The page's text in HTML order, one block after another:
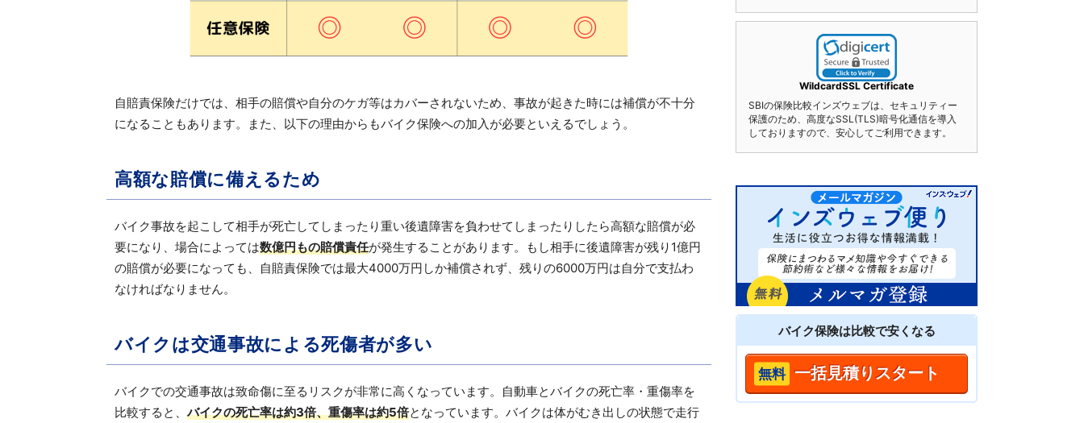
自賠責保険だけでは、相手の賠償や自分のケガ等はカバーされないため、事故が起きた時には補償が不十分
になることもあります。また、以下の理由からもバイク保険への加入が必要といえるでしょう。
高額な賠償に備えるため
バイク事故を起こして相手が死亡してしまったり重い後遺障害を負わせてしまったりしたら高額な賠償が必
要になり、場合によっては数億円もの賠償責任が発生することがあります。もし相手に後遺障害が残り1億円
の賠償が必要になっても、自賠責保険では最大4000万円しか補償されず、残りの6000万円は自分で支払わ
なければなりません。
バイクは交通事故による死傷者が多い
バイクでの交通事故は致命傷に至るリスクが非常に高くなっています。自動車とバイクの死亡率・重傷率を
比較すると、バイクの死亡率は約3倍、重傷率は約5倍となっています。バイクは体がむき出しの状態で走行
WildcardSSL Certificate
SBIの保険比較インズウェブは、セキュリティー
保護のため、高度なSSL(TLS)暗号化通信を導入
しておりますので、安心してご利用できます。
バイク保険は比較で安くなる
一括見積りスタート